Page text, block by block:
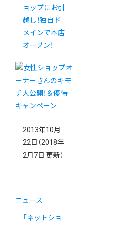
ョップにお引
越し！独自ド
メインで本店
オープン！
2013年10月
22日 （2018年
2月7日 更新）
ニュース
「ネットショ